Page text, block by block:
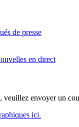
de presse
en direct
veuillez envoyer un
ici.